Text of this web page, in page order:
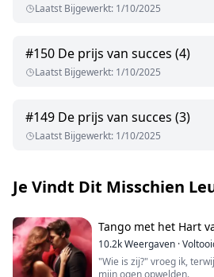
Laatst Bijgewerkt: 1/10/2025
#150 De prijs van succes (4)
Laatst Bijgewerkt: 1/10/2025
#149 De prijs van succes (3)
Laatst Bijgewerkt: 1/10/2025
Je Vindt Dit Misschien
Tango met het Hart
10.2kWeergaven ·
"Wie is zij?" vroeg ik,